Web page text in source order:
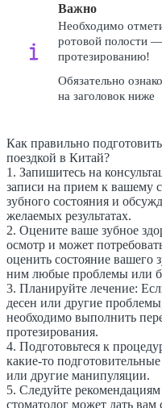
Важно
Необходимо
ротовой полости
протезированию!
Обязательно
на заголовок ниже
Как правильно
поездкой в Китай?
1. Запишитесь на
записи на прием к вашему
зубного состояния и
желаемых результатах.
2. Оцените ваше зубное
осмотр и может
оценить состояние вашего
ним любые проблемы или
3. Планируйте лечение:
десен или другие
необходимо выполнить
протезирования.
4. Подготовьтеся к
какие-то
или другие манипуляции.
5. Следуйте
стоматолог может дать